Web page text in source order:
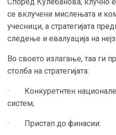
се вклучени мислењата и
учесници, а стратегијата
следење и евалуација на
Во своето излагање, таа ги
столба на стратегијата:
· Конкуретнтен
систем;
· Пристап до финасии: